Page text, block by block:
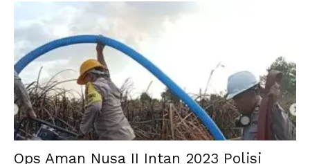
Ops Aman Nusa II Intan 2023 Polisi